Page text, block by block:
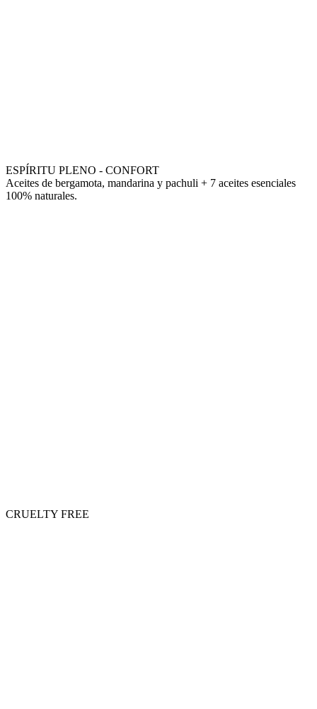
ESPÍRITU PLENO - CONFORT
Aceites de bergamota, mandarina y pachuli + 7 aceites esenciales
100% naturales.
CRUELTY FREE